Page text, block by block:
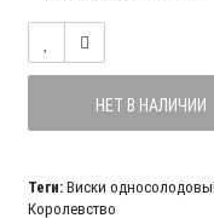
НЕТ В НАЛИЧИИ
Теги: Виски
Королевство